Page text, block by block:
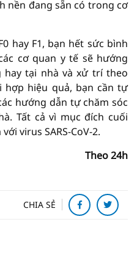
nền đang sẵn có trong cơ
hay F1, bạn hết sức bình
cơ quan y tế sẽ hướng
hay tại nhà và xử trí theo
hiệu quả, bạn cần tự
hướng dẫn tự chăm sóc
Tất cả vì mục đích cuối
virus SARS-CoV-2.
Theo 24h
CHIA SẺ